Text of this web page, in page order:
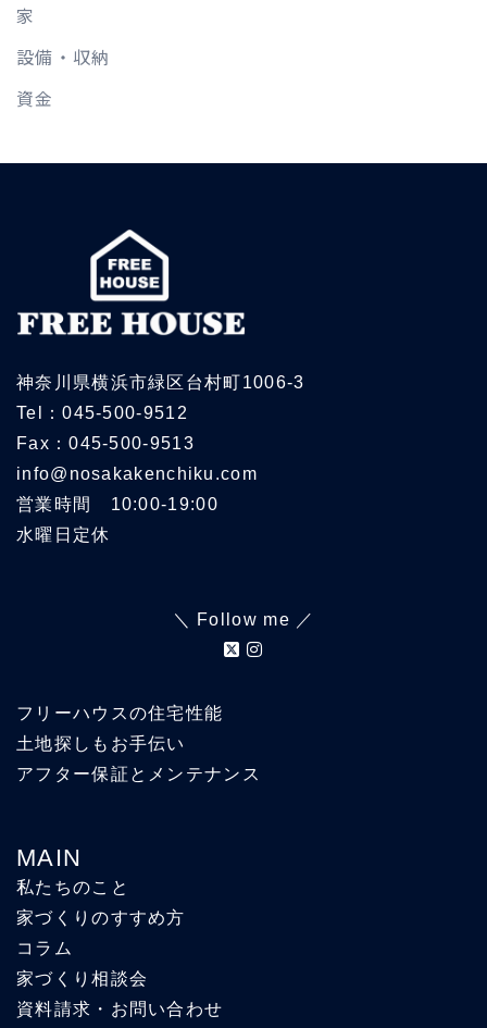
家
設備・収納
資金
神奈川県横浜市緑区台村町1006-3
Tel：045-500-9512
Fax：045-500-9513
info@nosakakenchiku.com
営業時間 10:00-19:00
水曜日定休
＼ Follow me ／
フリーハウスの住宅性能
土地探しもお手伝い
アフター保証とメンテナンス
MAIN
私たちのこと
家づくりのすすめ方
コラム
家づくり相談会
資料請求・お問い合わせ